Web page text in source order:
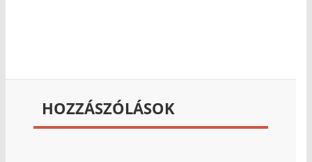
HOZZÁSZÓLÁSOK